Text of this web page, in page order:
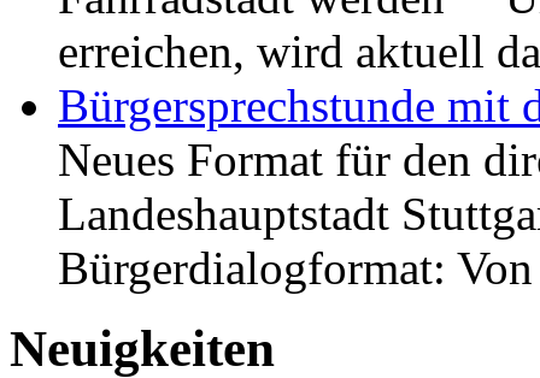
erreichen, wird aktuell
Bürgersprechstunde mit
Neues Format für den
Landeshauptstadt
Bürgerdialogformat:
Neuigkeiten